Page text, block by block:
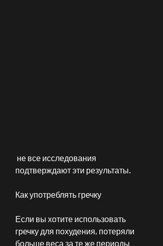
подтверждают эти результаты.
Как употреблять гречку
Если вы хотите использовать
гречку для похудения, потеряли
больше веса за те же периоды